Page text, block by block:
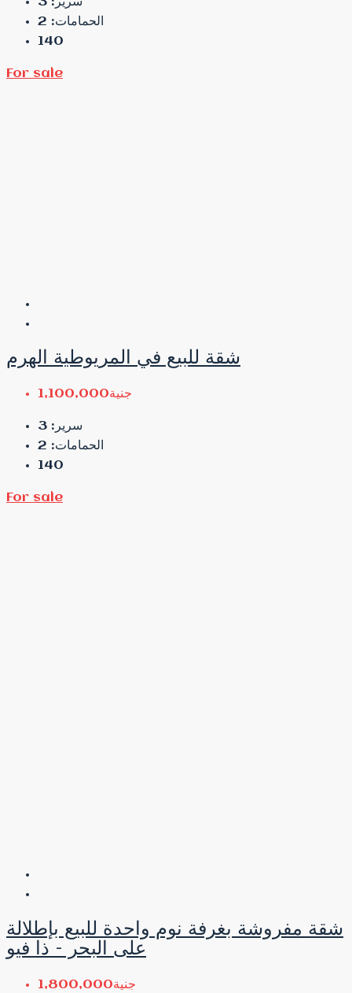
الحمامات: 2
140
For sale
شقة للبيع في المريوطية الهرم
جنية1,100,000
سرير: 3
الحمامات: 2
140
For sale
شقة مفروشة بغرفة نوم واحدة للبيع بإطلالة
على البحر – ذا فيو
جنية1,800,000